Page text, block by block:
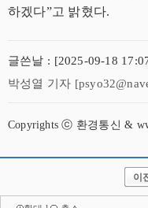
하겠다”고 밝혔다.
글쓴날 : [2025-09-18
박성열 기자
Copyrights ⓒ 환경통신 &
이